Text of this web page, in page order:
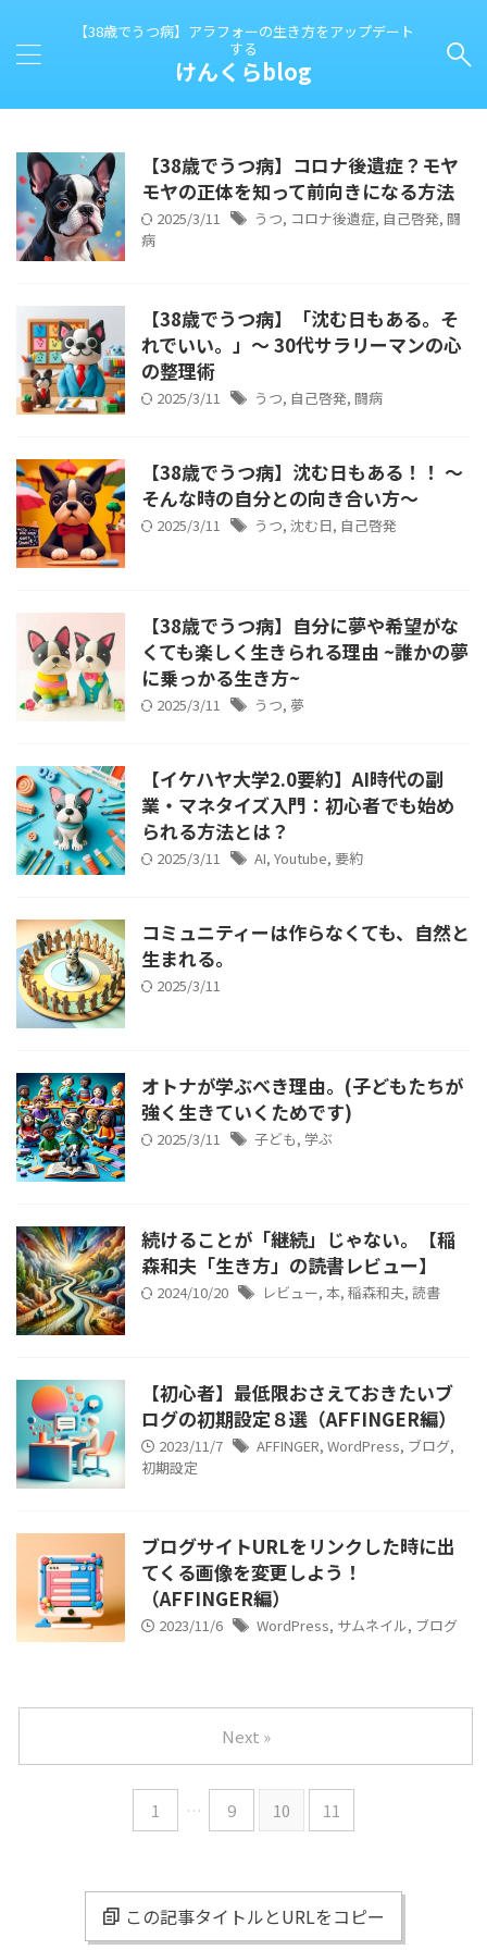
【38歳でうつ病】アラフォーの生き方をアップデート
する
けんくらblog
【38歳でうつ病】コロナ後遺症？モヤ
モヤの正体を知って前向きになる方法
2025/3/11 うつ, コロナ後遺症, 自己啓発, 闘
病
【38歳でうつ病】「沈む日もある。そ
れでいい。」〜 30代サラリーマンの心
の整理術
2025/3/11 うつ, 自己啓発, 闘病
【38歳でうつ病】沈む日もある！！ ～
そんな時の自分との向き合い方～
2025/3/11 うつ, 沈む日, 自己啓発
【38歳でうつ病】自分に夢や希望がな
くても楽しく生きられる理由 ~誰かの夢
に乗っかる生き方~
2025/3/11 うつ, 夢
【イケハヤ大学2.0要約】AI時代の副
業・マネタイズ入門：初心者でも始め
られる方法とは？
2025/3/11 AI, Youtube, 要約
コミュニティーは作らなくても、自然と
生まれる。
2025/3/11
オトナが学ぶべき理由。(子どもたちが
強く生きていくためです)
2025/3/11 子ども, 学ぶ
続けることが「継続」じゃない。【稲
森和夫「生き方」の読書レビュー】
2024/10/20 レビュー, 本, 稲森和夫, 読書
【初心者】最低限おさえておきたいブ
ログの初期設定８選（AFFINGER編）
2023/11/7 AFFINGER, WordPress, ブログ,
初期設定
ブログサイトURLをリンクした時に出
てくる画像を変更しよう！
（AFFINGER編）
2023/11/6 WordPress, サムネイル, ブログ
1 … 9 10 11
Next »
この記事タイトルとURLをコピー